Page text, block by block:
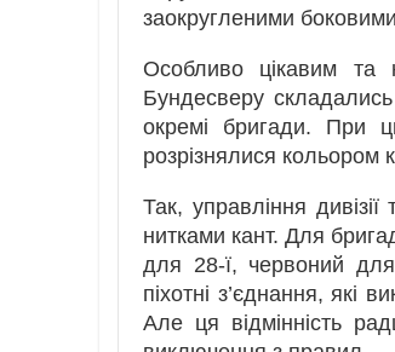
заокругленими
Особливо цікавим
Бундесверу
окремі бригади. При
розрізнялися кольором
Так, управління
нитками кант. Для
для 28-ї, червоний
піхотні з’єднання,
Але ця відмінність